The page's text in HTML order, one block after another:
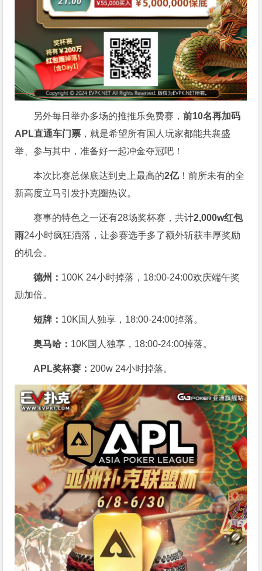
另外每日举办多场的推推乐免费赛，前10名再加码
APL直通车门票 ，就是希望所有国人玩家都能共襄盛
举、参与其中，准备好一起冲金夺冠吧！
本次比赛总保底达到史上最高的2亿！前所未有的全
新高度立马引发扑克圈热议。
赛事的特色之一还有28场奖杯赛，共计2,000w红包
雨24小时疯狂洒落，让参赛选手多了额外斩获丰厚奖励
的机会。
德州： 100K 24小时掉落， 18:00-24:00欢庆端午奖
励加倍。
短牌： 10K国人独享，18:00-24:00掉落。
奥马哈 ： 10K国人独享，18:00-24:00掉落。
APL奖杯赛： 200w 24小时掉落。